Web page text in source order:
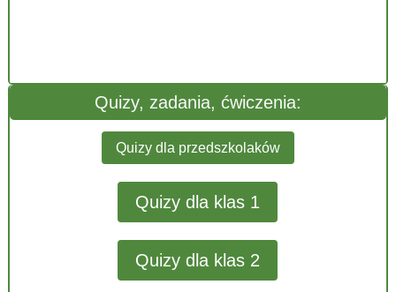
Quizy, zadania, ćwiczenia:
Quizy dla przedszkolaków
Quizy dla klas 1
Quizy dla klas 2